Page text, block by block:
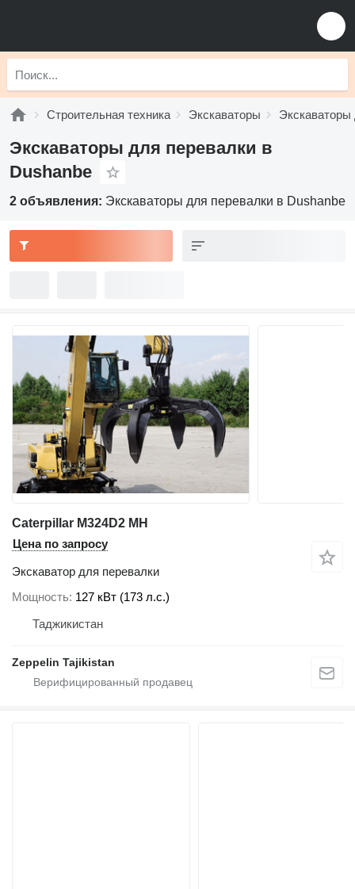
Строительная техника Экскаваторы Экскаваторы
Экскаваторы для перевалки в
Dushanbe
2 объявления: Экскаваторы для перевалки в Dushanbe
Caterpillar M324D2 MH
Цена по запросу
Экскаватор для перевалки
Мощность 127 кВт (173 л.с.)
Таджикистан
Zeppelin Tajikistan